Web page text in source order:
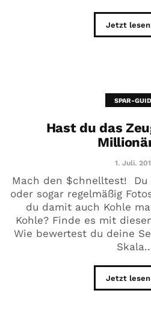
Jetzt lesen
SPAR-
Hast du das
1. Juli.
Mach den $chnelltest! Du
oder sogar regelmäßig
du damit auch Kohle
Kohle? Finde es mit
Wie bewertest du deine
Jetzt lesen